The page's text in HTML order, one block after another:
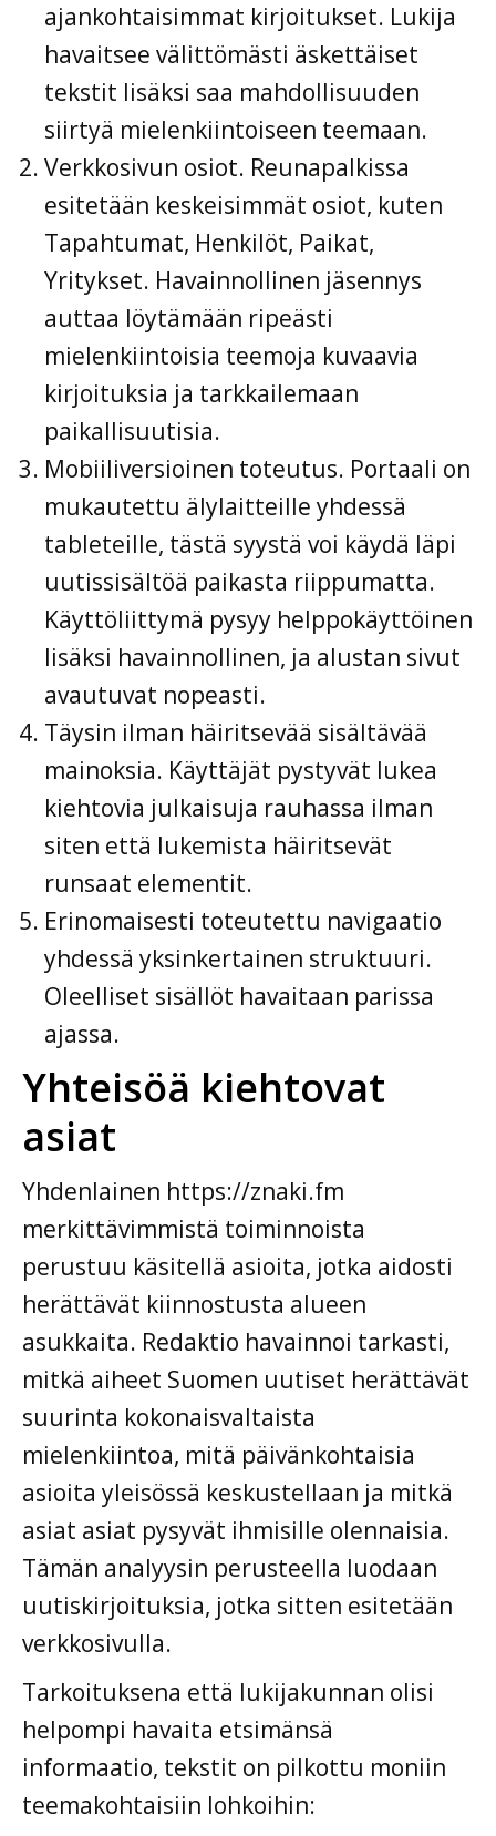
ajankohtaisimmat kirjoitukset. Lukija
havaitsee välittömästi äskettäiset
tekstit lisäksi saa mahdollisuuden
siirtyä mielenkiintoiseen teemaan.
Verkkosivun osiot. Reunapalkissa
esitetään keskeisimmät osiot, kuten
Tapahtumat, Henkilöt, Paikat,
Yritykset. Havainnollinen jäsennys
auttaa löytämään ripeästi
mielenkiintoisia teemoja kuvaavia
kirjoituksia ja tarkkailemaan
paikallisuutisia.
Mobiiliversioinen toteutus. Portaali on
mukautettu älylaitteille yhdessä
tableteille, tästä syystä voi käydä läpi
uutissisältöä paikasta riippumatta.
Käyttöliittymä pysyy helppokäyttöinen
lisäksi havainnollinen, ja alustan sivut
avautuvat nopeasti.
Täysin ilman häiritsevää sisältävää
mainoksia. Käyttäjät pystyvät lukea
kiehtovia julkaisuja rauhassa ilman
siten että lukemista häiritsevät
runsaat elementit.
Erinomaisesti toteutettu navigaatio
yhdessä yksinkertainen struktuuri.
Oleelliset sisällöt havaitaan parissa
ajassa.
Yhteisöä kiehtovat
asiat
Yhdenlainen https://znaki.fm
merkittävimmistä toiminnoista
perustuu käsitellä asioita, jotka aidosti
herättävät kiinnostusta alueen
asukkaita. Redaktio havainnoi tarkasti,
mitkä aiheet Suomen uutiset herättävät
suurinta kokonaisvaltaista
mielenkiintoa, mitä päivänkohtaisia
asioita yleisössä keskustellaan ja mitkä
asiat asiat pysyvät ihmisille olennaisia.
Tämän analyysin perusteella luodaan
uutiskirjoituksia, jotka sitten esitetään
verkkosivulla.
Tarkoituksena että lukijakunnan olisi
helpompi havaita etsimänsä
informaatio, tekstit on pilkottu moniin
teemakohtaisiin lohkoihin: